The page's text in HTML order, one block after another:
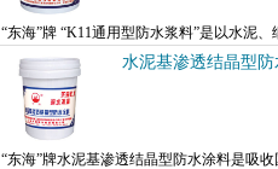
“东海”牌 “K11通用型防水浆料”是以水泥
良好，防水效果较为突出，是一种环保型
水泥基渗透结晶型
“东海”牌水泥基渗透结晶型防水涂料是吸